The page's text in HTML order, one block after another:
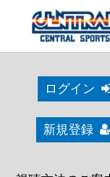
ログイン
新規登録